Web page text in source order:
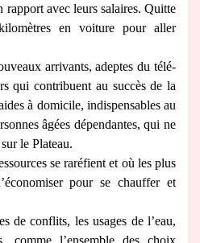
rapport avec leurs salaires. Quitte
en voiture pour aller
arrivants, adeptes du télé-
qui contribuent au succès de la
à domicile, indispensables au
âgées dépendantes, qui ne
le Plateau.
se raréfient et où les plus
pour se chauffer et
de conflits, les usages de l’eau,
comme l’ensemble des choix